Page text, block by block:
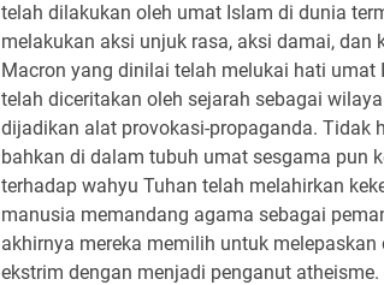
telah dilakukan oleh umat Islam di dunia
melakukan aksi unjuk rasa, aksi damai, dan
Macron yang dinilai telah melukai hati
telah diceritakan oleh sejarah sebagai
dijadikan alat provokasi-propaganda. Tidak
bahkan di dalam tubuh umat sesgama pun
terhadap wahyu Tuhan telah melahirkan
manusia memandang agama sebagai
akhirnya mereka memilih untuk
ekstrim dengan menjadi penganut atheisme.